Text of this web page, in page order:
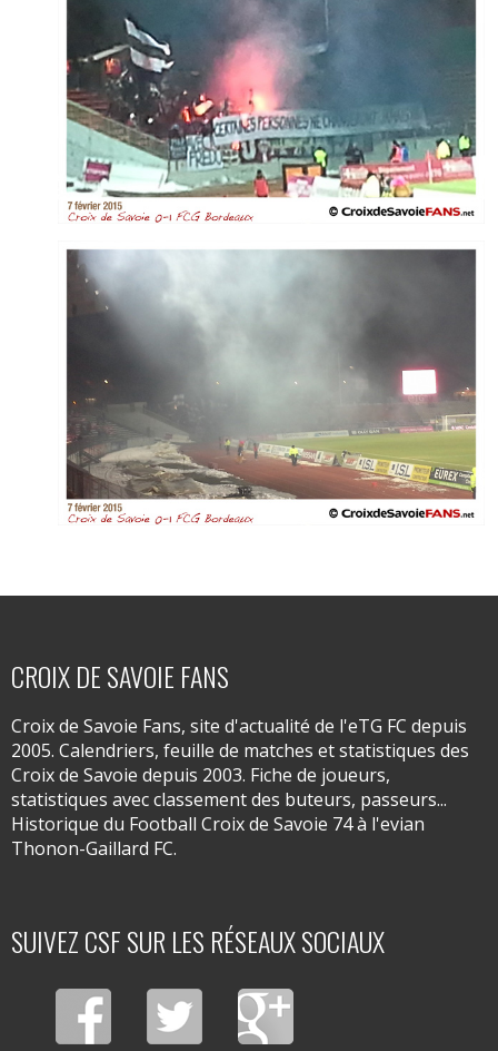
CROIX DE SAVOIE FANS
Croix de Savoie Fans, site d'actualité de l'eTG FC depuis
2005. Calendriers, feuille de matches et statistiques des
Croix de Savoie depuis 2003. Fiche de joueurs,
statistiques avec classement des buteurs, passeurs...
Historique du Football Croix de Savoie 74 à l'evian
Thonon-Gaillard FC.
SUIVEZ CSF SUR LES RÉSEAUX SOCIAUX